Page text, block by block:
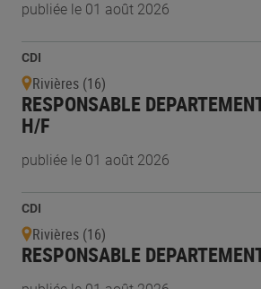
publiée le 01 août 2026
CDI
Rivières (16)
RESPONSABLE
H/F
publiée le 01 août 2026
CDI
Rivières (16)
RESPONSABLE